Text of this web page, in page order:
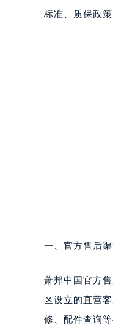
标准、质保政
一、官方售后
萧邦中国官方
区设立的直营
修、配件查询